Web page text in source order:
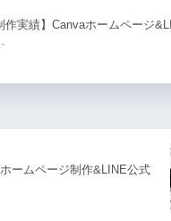
作実績】Canvaホームページ
ホームページ制作&LINE公式